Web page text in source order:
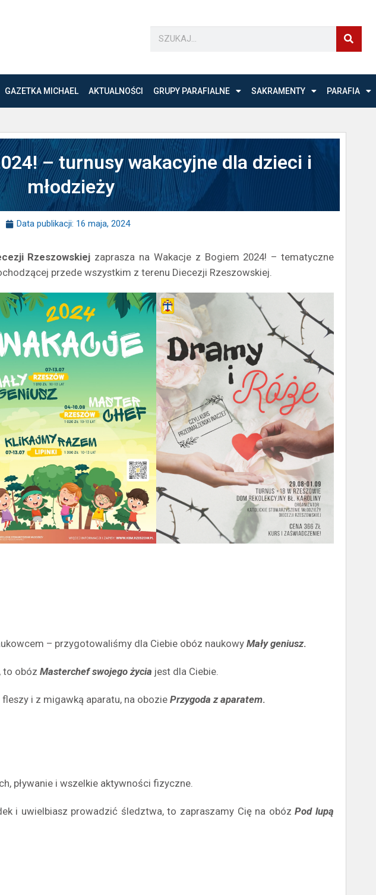
GAZETKA MICHAEL AKTUALNOŚCI GRUPY PARAFIALNE SAKRAMENTY PARAFIA
– turnusy wakacyjne dla dzieci i
młodzieży
Data publikacji: 16 maja, 2024
Rzeszowskiej zaprasza na Wakacje z Bogiem 2024! – tematyczne
przede wszystkim z terenu Diecezji Rzeszowskiej.
– przygotowaliśmy dla Ciebie obóz naukowy Mały geniusz.
to obóz Masterchef swojego życia jest dla Ciebie.
i z migawką aparatu, na obozie Przygoda z aparatem.
pływanie i wszelkie aktywności fizyczne.
i uwielbiasz prowadzić śledztwa, to zapraszamy Cię na obózPod lupą